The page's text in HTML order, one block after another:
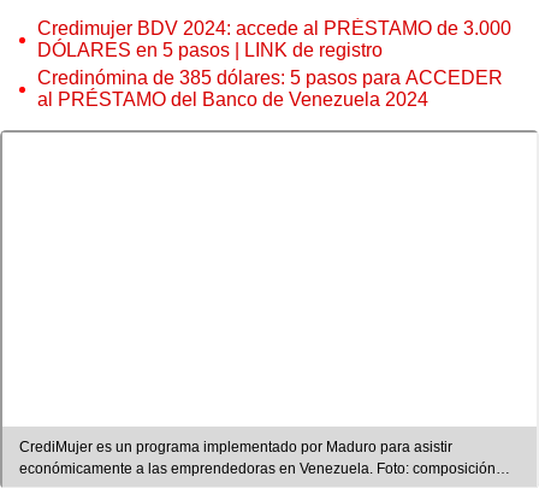
Credimujer BDV 2024: accede al PRÉSTAMO de 3.000
DÓLARES en 5 pasos | LINK de registro
Credinómina de 385 dólares: 5 pasos para ACCEDER
al PRÉSTAMO del Banco de Venezuela 2024
CrediMujer es un programa implementado por Maduro para asistir
económicamente a las emprendedoras en Venezuela. Foto: composición